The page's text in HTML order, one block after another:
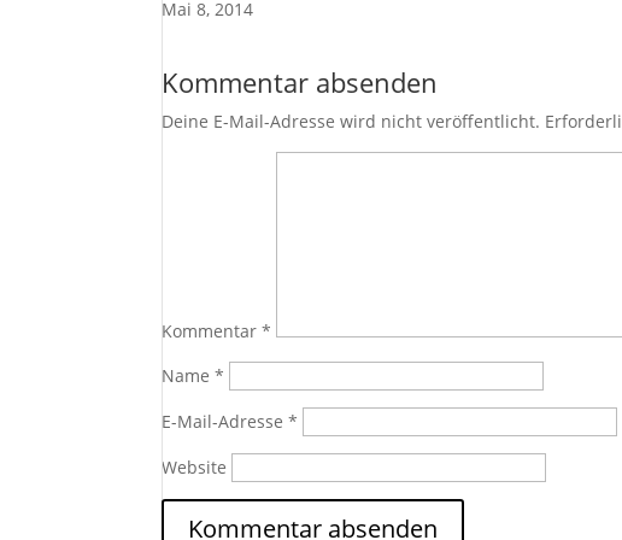
Mai 8, 2014
Kommentar absenden
Deine E-Mail-Adresse wird nicht veröffentlicht.
Kommentar*
Name*
E-Mail-Adresse*
Website